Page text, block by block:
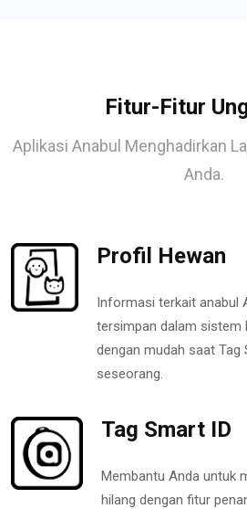
Fitur-Fitur
Aplikasi Anabul Menghadirkan
Anda.
Profil Hewan
Informasi terkait anabul
tersimpan dalam sistem
dengan mudah saat Tag
seseorang.
Tag Smart ID
Membantu Anda untuk
hilang dengan fitur